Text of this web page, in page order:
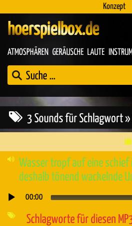
Konzept
hoerspielbox.de
ATMOSPHÄREN GERÄUSCHE LAUTE
3 Sounds für Schlagwort »
Wasser tropf auf eine schief
deshalb tönend wackelnde
Audio-
00:00
Schlagworte für diesen